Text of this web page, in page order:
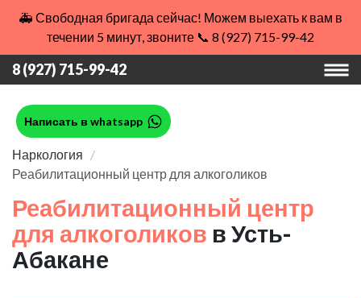
🚑 Свободная бригада сейчас! Можем выехать к вам в
течении 5 минут, звоните 📞 8 (927) 715-99-42
8 (927) 715-99-42
Написать в whatsapp
Наркология
Реабилитационный центр для алкоголиков
Реабилитационный центр
для алкоголиков в Усть-
Абакане